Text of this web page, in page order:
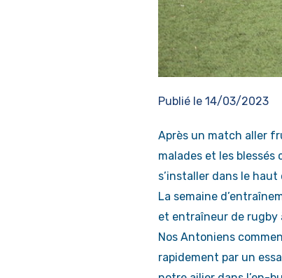
Publié le 14/03/2023
Après un match aller
malades et les
s’installer dans le
La semaine
et entraîneur de rugby
Nos Antoniens
rapidement par un